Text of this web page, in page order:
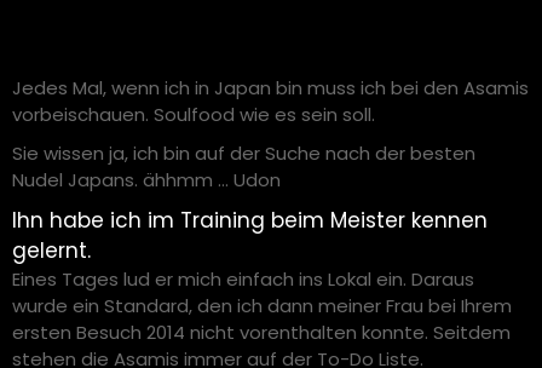
Jedes Mal, wenn ich in Japan bin muss ich bei den Asamis
vorbeischauen. Soulfood wie es sein soll.
Sie wissen ja, ich bin auf der Suche nach der besten
Nudel Japans. ähhmm … Udon
Ihn habe ich im Training beim Meister kennen
gelernt.
Eines Tages lud er mich einfach ins Lokal ein. Daraus
wurde ein Standard, den ich dann meiner Frau bei Ihrem
ersten Besuch 2014 nicht vorenthalten konnte. Seitdem
stehen die Asamis immer auf der To-Do Liste.